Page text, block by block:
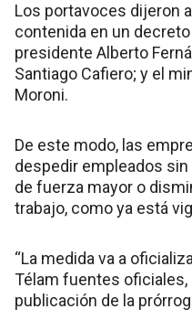
Los portavoces dijeron
contenida en un
presidente Alberto
Santiago Cafiero; y el
Moroni.
De este modo, las
despedir empleados
de fuerza mayor o
trabajo, como ya está
“La medida va a
Télam fuentes oficiales,
publicación de la